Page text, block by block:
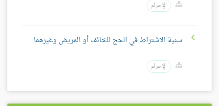
الإحرام
سنية الاشتراط في الحج للخائف أو المريض وغيرهما
الإحرام